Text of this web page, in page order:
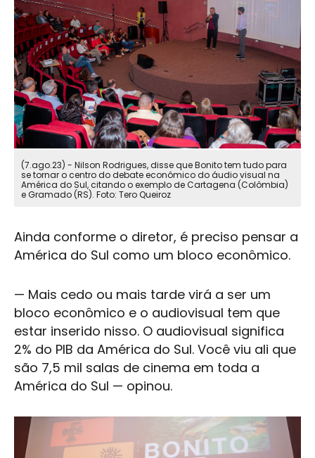
(7.ago.23) - Nilson Rodrigues, disse que Bonito tem tudo para
se tornar o centro do debate econômico do áudio visual na
América do Sul, citando o exemplo de Cartagena (Colômbia)
e Gramado (RS). Foto: Tero Queiroz
Ainda conforme o diretor, é preciso pensar a
América do Sul como um bloco econômico.
— Mais cedo ou mais tarde virá a ser um
bloco econômico e o audiovisual tem que
estar inserido nisso. O audiovisual significa
2% do PIB da América do Sul. Você viu ali que
são 7,5 mil salas de cinema em toda a
América do Sul — opinou.